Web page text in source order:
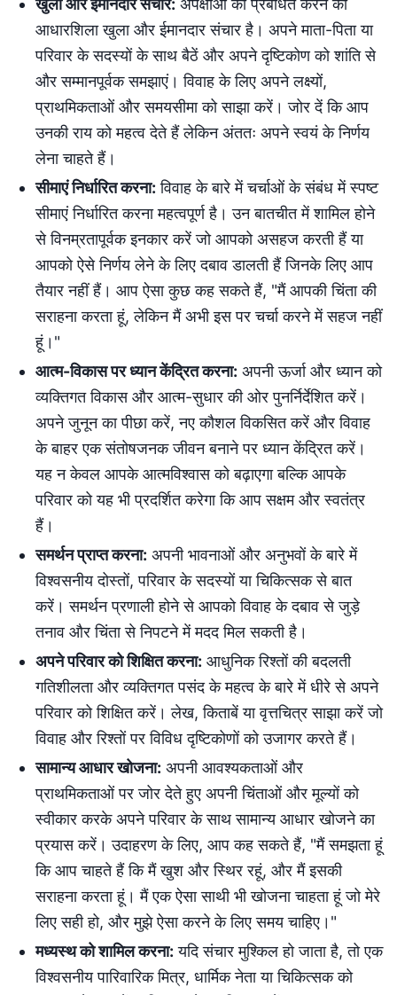
खुला और ईमानदार संचार: अपेक्षाओं को प्रबंधित करने की
आधारशिला खुला और ईमानदार संचार है। अपने माता-पिता या
परिवार के सदस्यों के साथ बैठें और अपने दृष्टिकोण को शांति से
और सम्मानपूर्वक समझाएं। विवाह के लिए अपने लक्ष्यों,
प्राथमिकताओं और समयसीमा को साझा करें। जोर दें कि आप
उनकी राय को महत्व देते हैं लेकिन अंततः अपने स्वयं के निर्णय
लेना चाहते हैं।
सीमाएं निर्धारित करना: विवाह के बारे में चर्चाओं के संबंध में स्पष्ट
सीमाएं निर्धारित करना महत्वपूर्ण है। उन बातचीत में शामिल होने
से विनम्रतापूर्वक इनकार करें जो आपको असहज करती हैं या
आपको ऐसे निर्णय लेने के लिए दबाव डालती हैं जिनके लिए आप
तैयार नहीं हैं। आप ऐसा कुछ कह सकते हैं, "मैं आपकी चिंता की
सराहना करता हूं, लेकिन मैं अभी इस पर चर्चा करने में सहज नहीं
हूं।"
आत्म-विकास पर ध्यान केंद्रित करना: अपनी ऊर्जा और ध्यान को
व्यक्तिगत विकास और आत्म-सुधार की ओर पुनर्निर्देशित करें।
अपने जुनून का पीछा करें, नए कौशल विकसित करें और विवाह
के बाहर एक संतोषजनक जीवन बनाने पर ध्यान केंद्रित करें।
यह न केवल आपके आत्मविश्वास को बढ़ाएगा बल्कि आपके
परिवार को यह भी प्रदर्शित करेगा कि आप सक्षम और स्वतंत्र
हैं।
समर्थन प्राप्त करना: अपनी भावनाओं और अनुभवों के बारे में
विश्वसनीय दोस्तों, परिवार के सदस्यों या चिकित्सक से बात
करें। समर्थन प्रणाली होने से आपको विवाह के दबाव से जुड़े
तनाव और चिंता से निपटने में मदद मिल सकती है।
अपने परिवार को शिक्षित करना: आधुनिक रिश्तों की बदलती
गतिशीलता और व्यक्तिगत पसंद के महत्व के बारे में धीरे से अपने
परिवार को शिक्षित करें। लेख, किताबें या वृत्तचित्र साझा करें जो
विवाह और रिश्तों पर विविध दृष्टिकोणों को उजागर करते हैं।
सामान्य आधार खोजना: अपनी आवश्यकताओं और
प्राथमिकताओं पर जोर देते हुए अपनी चिंताओं और मूल्यों को
स्वीकार करके अपने परिवार के साथ सामान्य आधार खोजने का
प्रयास करें। उदाहरण के लिए, आप कह सकते हैं, "मैं समझता हूं
कि आप चाहते हैं कि मैं खुश और स्थिर रहूं, और मैं इसकी
सराहना करता हूं। मैं एक ऐसा साथी भी खोजना चाहता हूं जो मेरे
लिए सही हो, और मुझे ऐसा करने के लिए समय चाहिए।"
मध्यस्थ को शामिल करना: यदि संचार मुश्किल हो जाता है, तो एक
विश्वसनीय पारिवारिक मित्र, धार्मिक नेता या चिकित्सक को